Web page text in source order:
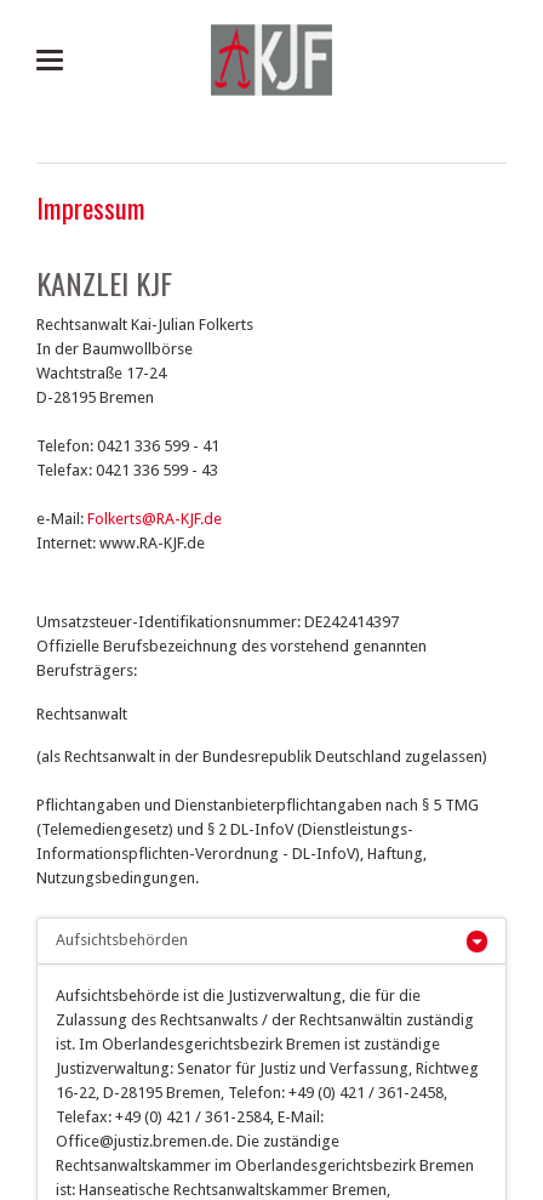
Impressum
KANZLEI KJF
Rechtsanwalt Kai-Julian Folkerts
In der Baumwollbörse
Wachtstraße 17-24
D-28195 Bremen
Telefon: 0421 336 599 - 41
Telefax: 0421 336 599 - 43
e-Mail: Folkerts@RA-KJF.de
Internet: www.RA-KJF.de
Umsatzsteuer-Identifikationsnummer: DE242414397
Offizielle Berufsbezeichnung des vorstehend genannten
Berufsträgers:
Rechtsanwalt
(als Rechtsanwalt in der Bundesrepublik Deutschland zugelassen)
Pflichtangaben und Dienstanbieterpflichtangaben nach § 5 TMG
(Telemediengesetz) und § 2 DL-InfoV (Dienstleistungs-
Informationspflichten-Verordnung - DL-InfoV), Haftung,
Nutzungsbedingungen.
Aufsichtsbehörden
Aufsichtsbehörde ist die Justizverwaltung, die für die
Zulassung des Rechtsanwalts / der Rechtsanwältin zuständig
ist. Im Oberlandesgerichtsbezirk Bremen ist zuständige
Justizverwaltung: Senator für Justiz und Verfassung, Richtweg
16-22, D-28195 Bremen, Telefon: +49 (0) 421 / 361-2458,
Telefax: +49 (0) 421 / 361-2584, E-Mail:
Office@justiz.bremen.de. Die zuständige
Rechtsanwaltskammer im Oberlandesgerichtsbezirk Bremen
ist: Hanseatische Rechtsanwaltskammer Bremen,